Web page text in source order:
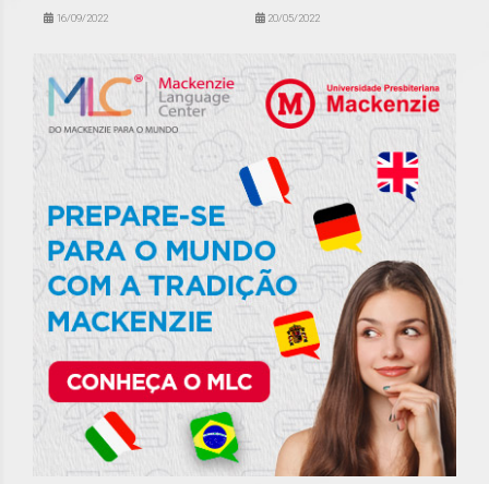
16/09/2022 20/05/2022